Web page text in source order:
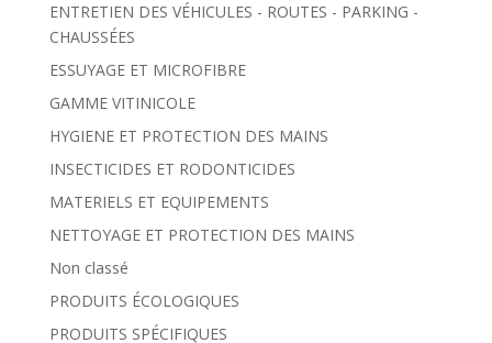
ENTRETIEN DES VÉHICULES - ROUTES - PARKING -
CHAUSSÉES
ESSUYAGE ET MICROFIBRE
GAMME VITINICOLE
HYGIENE ET PROTECTION DES MAINS
INSECTICIDES ET RODONTICIDES
MATERIELS ET EQUIPEMENTS
NETTOYAGE ET PROTECTION DES MAINS
Non classé
PRODUITS ÉCOLOGIQUES
PRODUITS SPÉCIFIQUES